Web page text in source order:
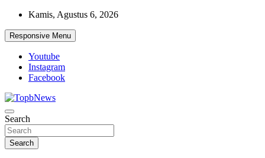
Skip
content
Kamis, Agustus 6, 2026
Responsive Menu
Youtube
Instagram
Facebook
Search
Search